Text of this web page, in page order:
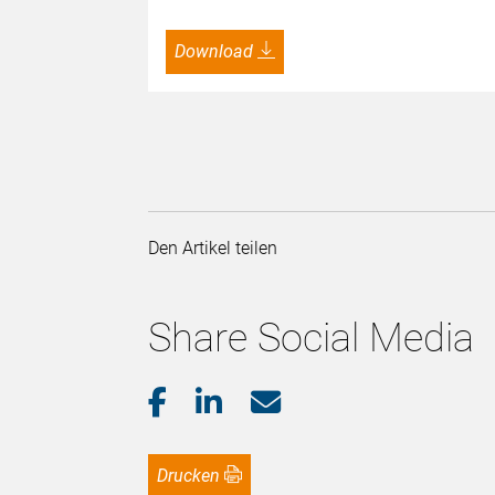
Download
Den Artikel teilen
Share Social Media
Drucken